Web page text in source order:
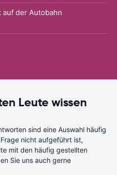
der Autobahn
Leute wissen
sind eine Auswahl häufig
nicht aufgeführt ist,
mit den häufig gestellten
Sie uns auch gerne